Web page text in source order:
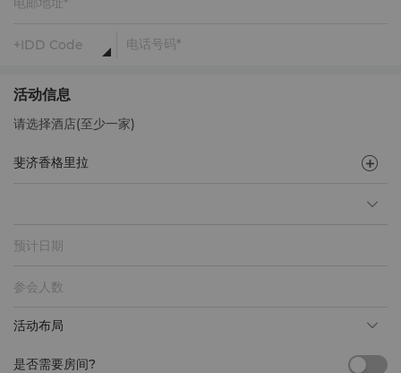
活动信息
请选择酒店(至少一家)
预计日期
活动布局
是否需要房间?